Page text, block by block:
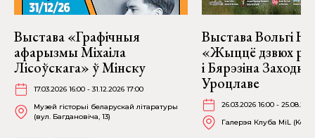
Выстава «Графічныя
афарызмы Міхаіла
Лісоўскага» ў Мінску
17.03.2026 16:00 - 31.12.2026 17:00
Музей гісторыі беларускай літаратуры
(вул. Багдановіча, 13)
Выстава Вольгі
«Жыццё дзвюх
і Бярэзіна
Уроцлаве
26.03.2026 16:00 -
Галерэя Клуба MiL